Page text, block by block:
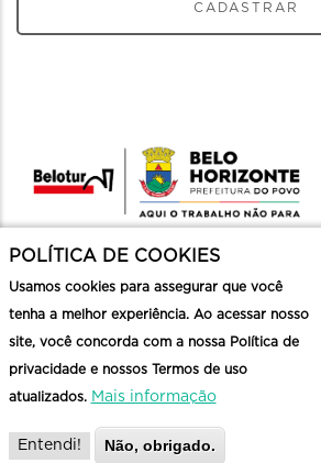
CADASTRAR
@ Copyright Belotur 2026. All
POLÍTICA DE COOKIES
Usamos cookies para assegurar que você
tenha a melhor experiência. Ao acessar nosso
site, você concorda com a nossa Política de
privacidade e nossos Termos de uso
atualizados. Mais informação
Entendi! Não, obrigado.